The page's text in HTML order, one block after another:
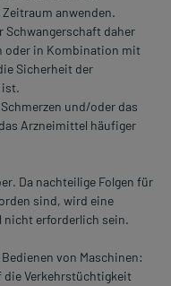
anwenden.
Schwangerschaft daher
oder in Kombination mit
Sicherheit der
ist.
und/oder das
Arzneimittel häufiger
Da nachteilige Folgen für
sind, wird eine
nicht erforderlich sein.
von Maschinen:
die Verkehrstüchtigkeit